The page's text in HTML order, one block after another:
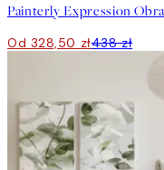
Od 328,50 zł438 zł